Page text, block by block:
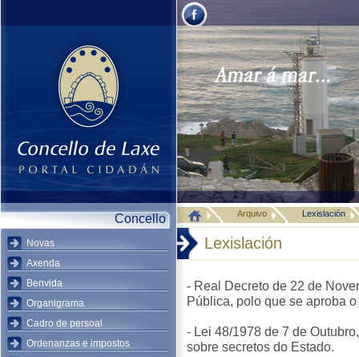
Concello
Novas
Axenda
Benvida
Organigrama
Cadro de persoal
Ordenanzas e impostos
Arquivo Lexislación
Lexislación
- Real Decreto de 22 de
Pública, polo que se aproba
- Lei 48/1978 de 7 de
sobre secretos do Estado.